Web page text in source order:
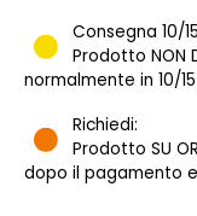
Consegna 10/
Prodotto NON
normalmente in 10/
Richiedi:
Prodotto SU
dopo il pagamento